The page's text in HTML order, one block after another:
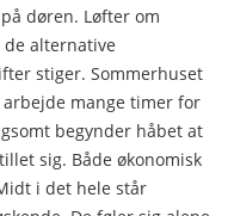
døren. Løfter om
alternative
stiger. Sommerhuset
mange timer for
begynder håbet at
sig. Både økonomisk
i det hele står